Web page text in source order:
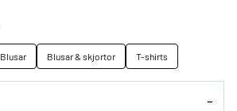
Blusar Blusar & skjortor T-shirts